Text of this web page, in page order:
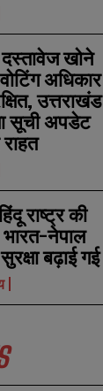
खोने
अधिकार
उत्तराखंड
सूची अपडेट
राष्ट्र की
नेपाल
बढ़ाई गई